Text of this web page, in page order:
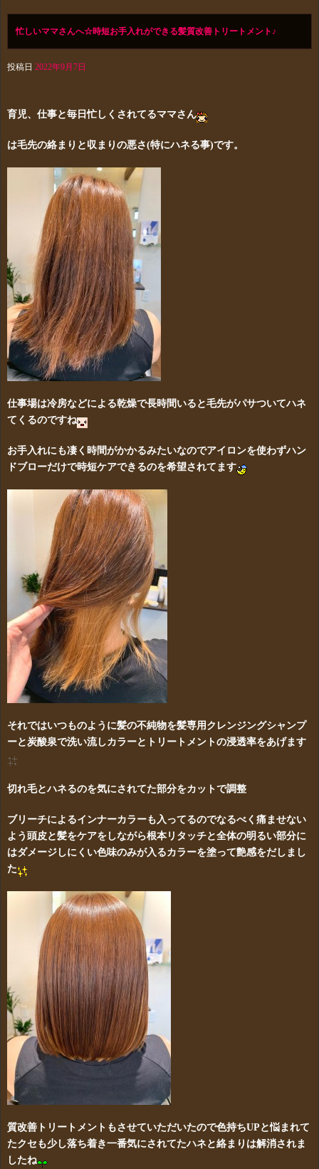
忙しいママさんへ☆時短お手入れができる髪質改善トリートメント♪
投稿日 2022年9月7日
育児、仕事と毎日忙しくされてるママさん
は毛先の絡まりと収まりの悪さ(特にハネる事)です。
仕事場は冷房などによる乾燥で長時間いると毛先がパサついてハネ
てくるのですね
お手入れにも凄く時間がかかるみたいなのでアイロンを使わずハン
ドブローだけで時短ケアできるのを希望されてます
それではいつものように髪の不純物を髪専用クレンジングシャンプ
ーと炭酸泉で洗い流しカラーとトリートメントの浸透率をあげます
切れ毛とハネるのを気にされてた部分をカットで調整
ブリーチによるインナーカラーも入ってるのでなるべく痛ませない
よう頭皮と髪をケアをしながら根本リタッチと全体の明るい部分に
はダメージしにくい色味のみが入るカラーを塗って艶感をだしまし
た
質改善トリートメントもさせていただいたので色持ちUPと悩まれて
たクセも少し落ち着き一番気にされてたハネと絡まりは解消されま
したね